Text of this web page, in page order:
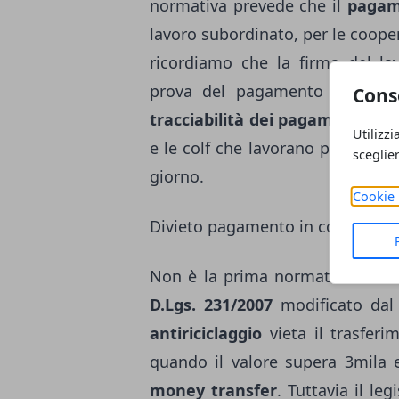
Cookie
normativa prevede che il
lavoro subordinato, per le
ricordiamo che la firma del
prova del pagamento della
tracciabilità dei pagamenti
e le colf che lavorano presso lo
giorno.
Divieto pagamento in contanti
Non è la prima normativa sullo
D.Lgs. 231/2007 modificato dal
antiriciclaggio vieta il
quando il valore supera
money transfer. Tuttavia il